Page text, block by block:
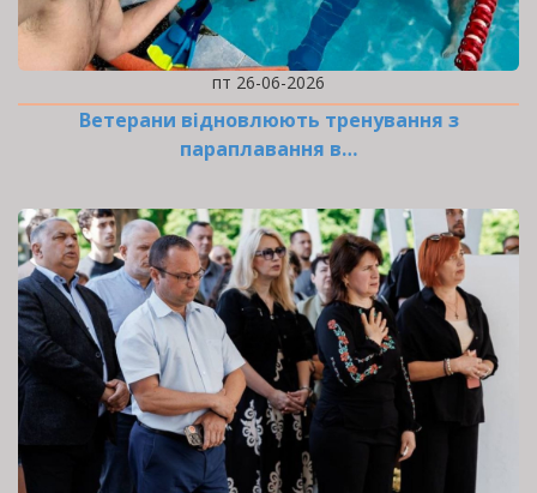
пт 26-06-2026
Ветерани відновлюють тренування з
параплавання в…